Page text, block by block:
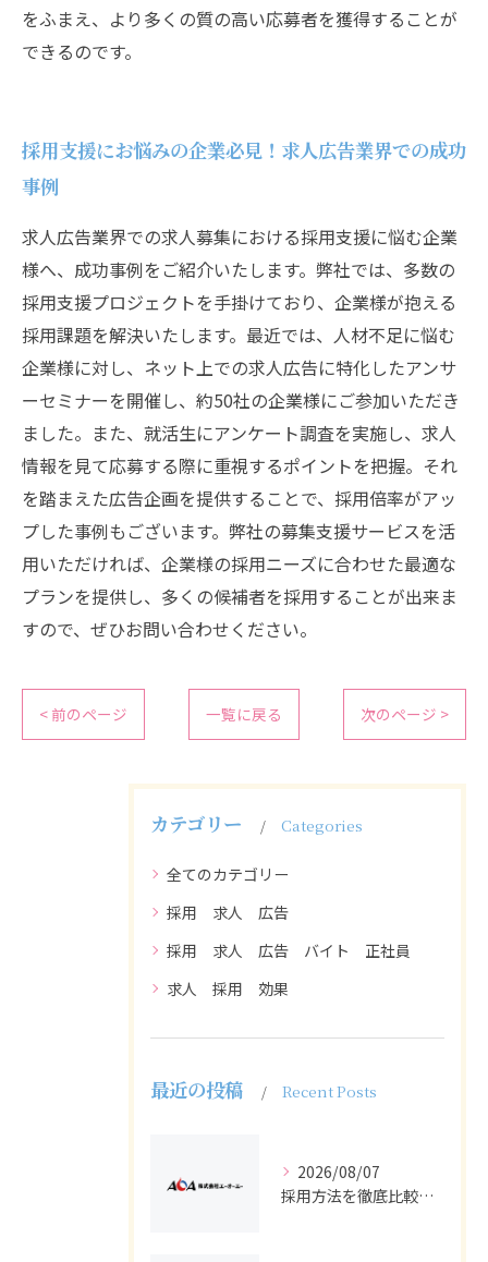
をふまえ、より多くの質の高い応募者を獲得することが
できるのです。
採用支援にお悩みの企業必見！求人広告業界での成功
事例
求人広告業界での求人募集における採用支援に悩む企業
様へ、成功事例をご紹介いたします。弊社では、多数の
採用支援プロジェクトを手掛けており、企業様が抱える
採用課題を解決いたします。最近では、人材不足に悩む
企業様に対し、ネット上での求人広告に特化したアンサ
ーセミナーを開催し、約50社の企業様にご参加いただき
ました。また、就活生にアンケート調査を実施し、求人
情報を見て応募する際に重視するポイントを把握。それ
を踏まえた広告企画を提供することで、採用倍率がアッ
プした事例もございます。弊社の募集支援サービスを活
用いただければ、企業様の採用ニーズに合わせた最適な
プランを提供し、多くの候補者を採用することが出来ま
すので、ぜひお問い合わせください。
< 前のページ 一覧に戻る 次のページ >
カテゴリー Categories
全てのカテゴリー
採用 求人 広告
採用 求人 広告 バイト 正社員
求人 採用 効果
最近の投稿 Recent Posts
2026/08/07
採用方法を徹底比較求人広告でバイトと正社員の最適解を探る